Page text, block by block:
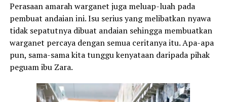
Perasaan amarah warganet juga meluap-luah pada
pembuat andaian ini. Isu serius yang melibatkan nyawa
tidak sepatutnya dibuat andaian sehingga membuatkan
warganet percaya dengan semua ceritanya itu. Apa-apa
pun, sama-sama kita tunggu kenyataan daripada pihak
peguam ibu Zara.